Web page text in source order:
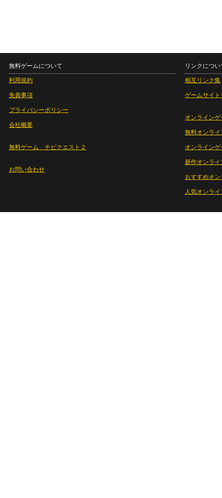
無料ゲームについて
利用規約
免責事項
プライバシーポリシー
会社概要
無料ゲーム チビクエスト２
お問い合わせ
リンクについ
相互リンク集
ゲームサイト
オンラインゲ
無料オンライ
オンライン
新作オンライ
おすすめオ
人気オンラ